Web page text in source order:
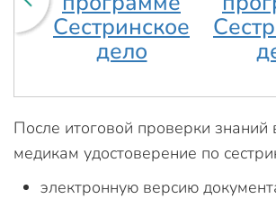
После итоговой проверки
медикам удостоверение по
электронную версию